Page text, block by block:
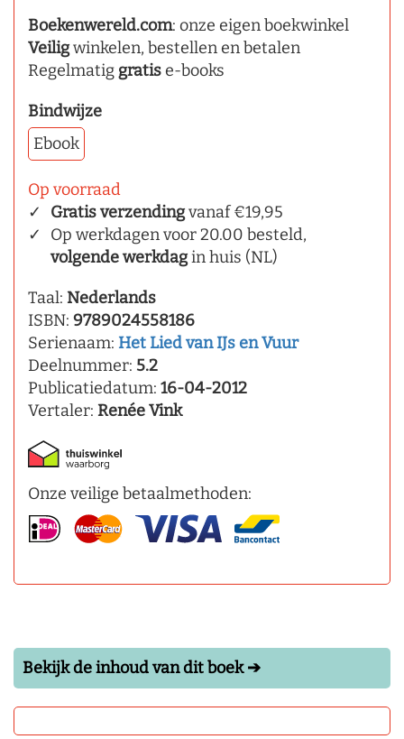
Boekenwereld.com: onze eigen boekwinkel
Veiligwinkelen, bestellen en betalen
Regelmatig gratise-books
Bindwijze
Ebook
Op voorraad
Gratis verzendingvanaf €19,95
Op werkdagen voor 20.00 besteld,
volgende werkdagin huis (NL)
Taal: Nederlands
ISBN: 9789024558186
Serienaam: Het Lied van IJs en Vuur
Deelnummer: 5.2
Publicatiedatum: 16-04-2012
Vertaler: Renée Vink
Onze veilige betaalmethoden:
Bekijk de inhoud van dit boek ➔